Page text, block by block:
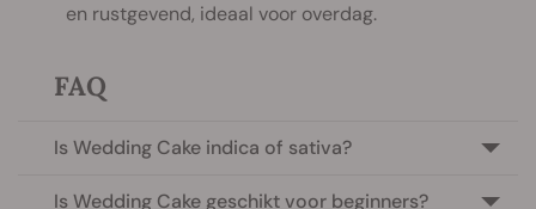
en rustgevend, ideaal voor overdag.
FAQ
Is Wedding Cake indica of sativa?
Is Wedding Cake geschikt voor beginners?